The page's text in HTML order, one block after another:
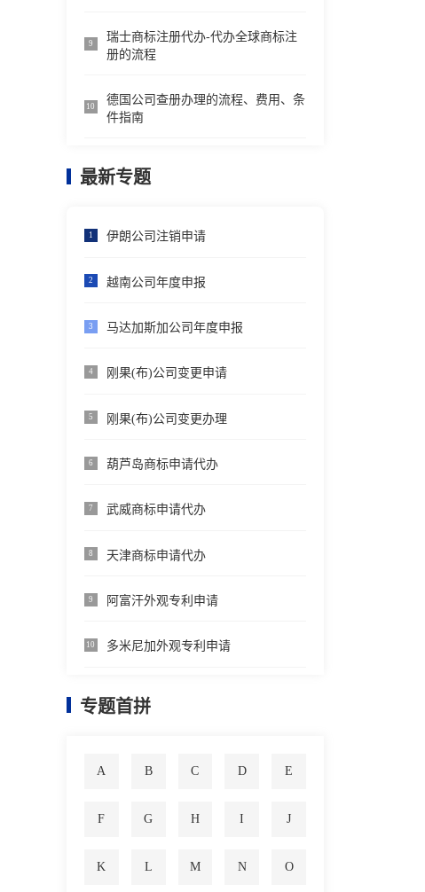
9
瑞士商标注册代办-代办全球商标注
册的流程
10
德国公司查册办理的流程、费用、条
件指南
最新专题
1 伊朗公司注销申请
2 越南公司年度申报
3 马达加斯加公司年度申报
4 刚果(布)公司变更申请
5 刚果(布)公司变更办理
6 葫芦岛商标申请代办
7 武威商标申请代办
8 天津商标申请代办
9 阿富汗外观专利申请
10 多米尼加外观专利申请
专题首拼
A B C D E
F G H I J
K L M N O